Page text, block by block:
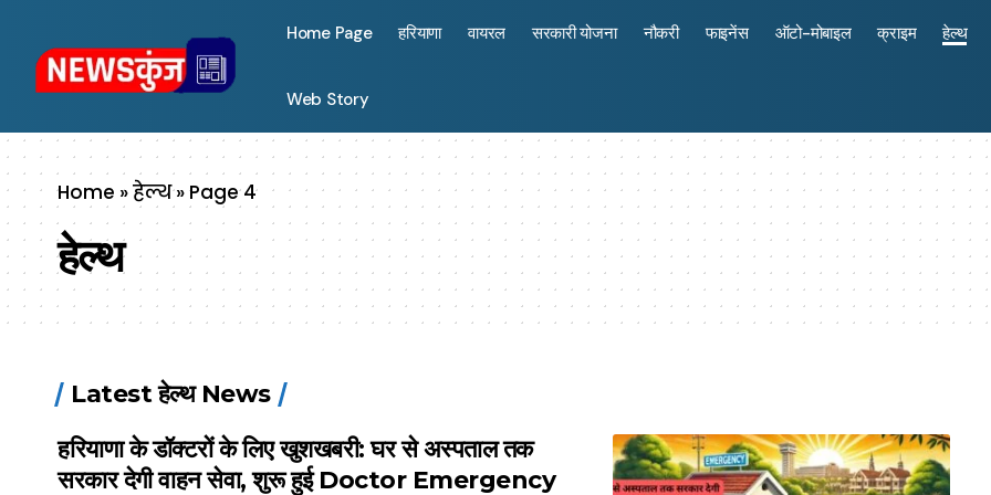
Home Page हरियाणा वायरल सरकारी योजना नौकरी फाइनेंस ऑटो-मोबाइल क्राइम हेल्थ
Web Story
Home »हेल्थ»Page 4
हेल्थ
Latest हेल्थ News
हरियाणा के डॉक्टरों के लिए खुशखबरी: घर से अस्पताल तक
सरकार देगी वाहन सेवा, शुरू हुई Doctor Emergency